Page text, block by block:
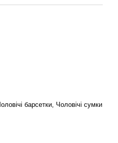
барсетки, Чоловічі сумки